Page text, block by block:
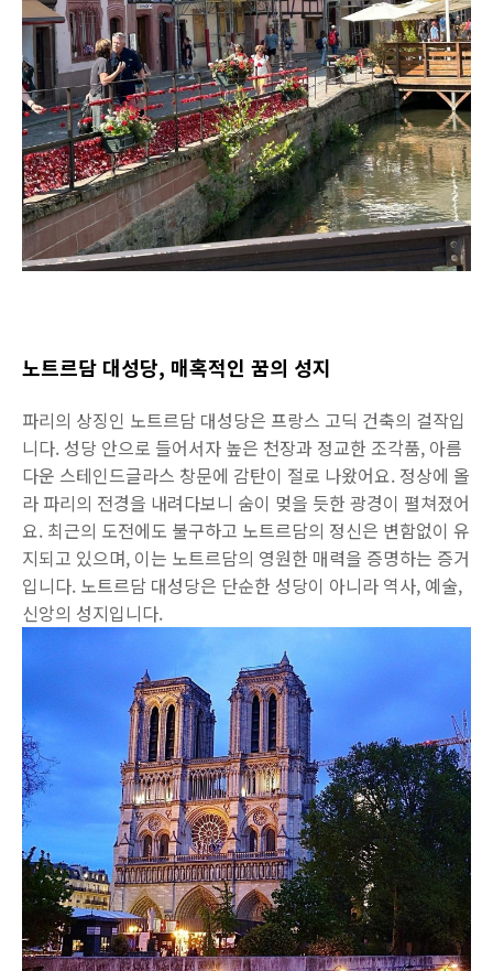
노트르담 대성당, 매혹적인 꿈의 성지
파리의 상징인 노트르담 대성당은 프랑스 고딕 건축의 걸작입
니다. 성당 안으로 들어서자 높은 천장과 정교한 조각품, 아름
다운 스테인드글라스 창문에 감탄이 절로 나왔어요. 정상에 올
라 파리의 전경을 내려다보니 숨이 멎을 듯한 광경이 펼쳐졌어
요. 최근의 도전에도 불구하고 노트르담의 정신은 변함없이 유
지되고 있으며, 이는 노트르담의 영원한 매력을 증명하는 증거
입니다. 노트르담 대성당은 단순한 성당이 아니라 역사, 예술,
신앙의 성지입니다.